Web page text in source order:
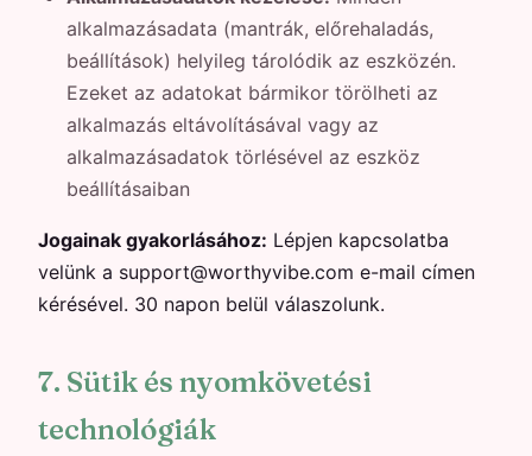
alkalmazásadata (mantrák, előrehaladás,
beállítások) helyileg tárolódik az eszközén.
Ezeket az adatokat bármikor törölheti az
alkalmazás eltávolításával vagy az
alkalmazásadatok törlésével az eszköz
beállításaiban
Jogainak gyakorlásához: Lépjen kapcsolatba
velünk a support@worthyvibe.com e-mail címen
kérésével. 30 napon belül válaszolunk.
7. Sütik és nyomkövetési
technológiák